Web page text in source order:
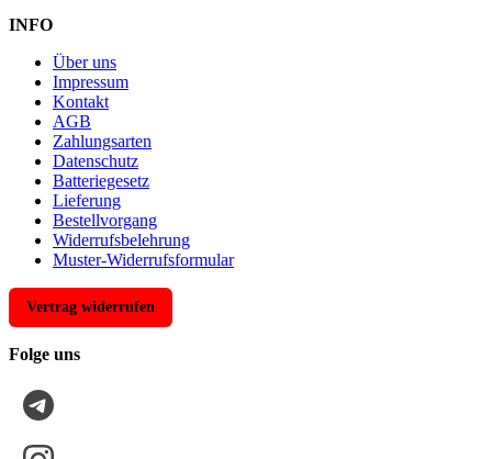
INFO
Über uns
Impressum
Kontakt
AGB
Zahlungsarten
Datenschutz
Batteriegesetz
Lieferung
Bestellvorgang
Widerrufsbelehrung
Muster-Widerrufsformular
Vertrag widerrufen
Folge uns